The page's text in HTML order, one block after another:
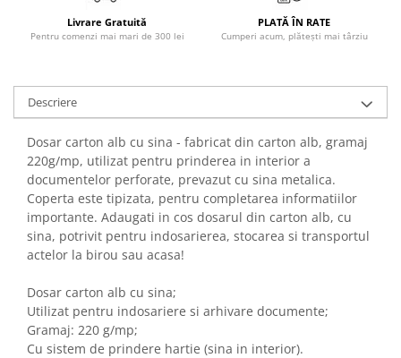
Clasa a VI-a
Clasa I
Clasa pregatitoare
Limbi Straine
Povesti
Povesti ilustrate
Povesti - Basme - Legende
Realitatea Augmentata
ScienceConnection
TP ROLL
Livrare Gratuită
Pentru comenzi mai mari de 300 lei
PLATĂ ÎN RATE
Cumperi acum, plătești mai târziu
Descriere
Dosar carton alb cu sina - fabricat din carton alb, gramaj
220g/mp, utilizat pentru prinderea in interior a
documentelor perforate, prevazut cu sina metalica.
Coperta este tipizata, pentru completarea informatiilor
importante. Adaugati in cos dosarul din carton alb, cu
sina, potrivit pentru indosarierea, stocarea si transportul
actelor la birou sau acasa!
Dosar carton alb cu sina;
Utilizat pentru indosariere si arhivare documente;
Gramaj: 220 g/mp;
Cu sistem de prindere hartie (sina in interior).